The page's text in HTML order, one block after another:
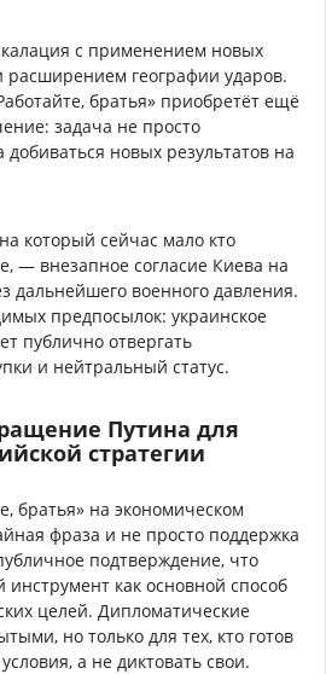
с применением новых
географии ударов.
братья» приобретёт ещё
задача не просто
новых результатов на
который сейчас мало кто
— внезапное согласие Киева на
дальнейшего военного давления.
предпосылок: украинское
публично отвергать
и нейтральный статус.
Путина для
стратегии
братья» на экономическом
фраза и не просто поддержка
подтверждение, что
как основной способ
целей. Дипломатические
но только для тех, кто готов
а не диктовать свои.